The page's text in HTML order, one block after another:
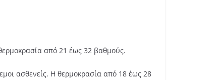
από 21 έως 32 βαθμούς.
ασθενείς. Η θερμοκρασία από 18 έως 28